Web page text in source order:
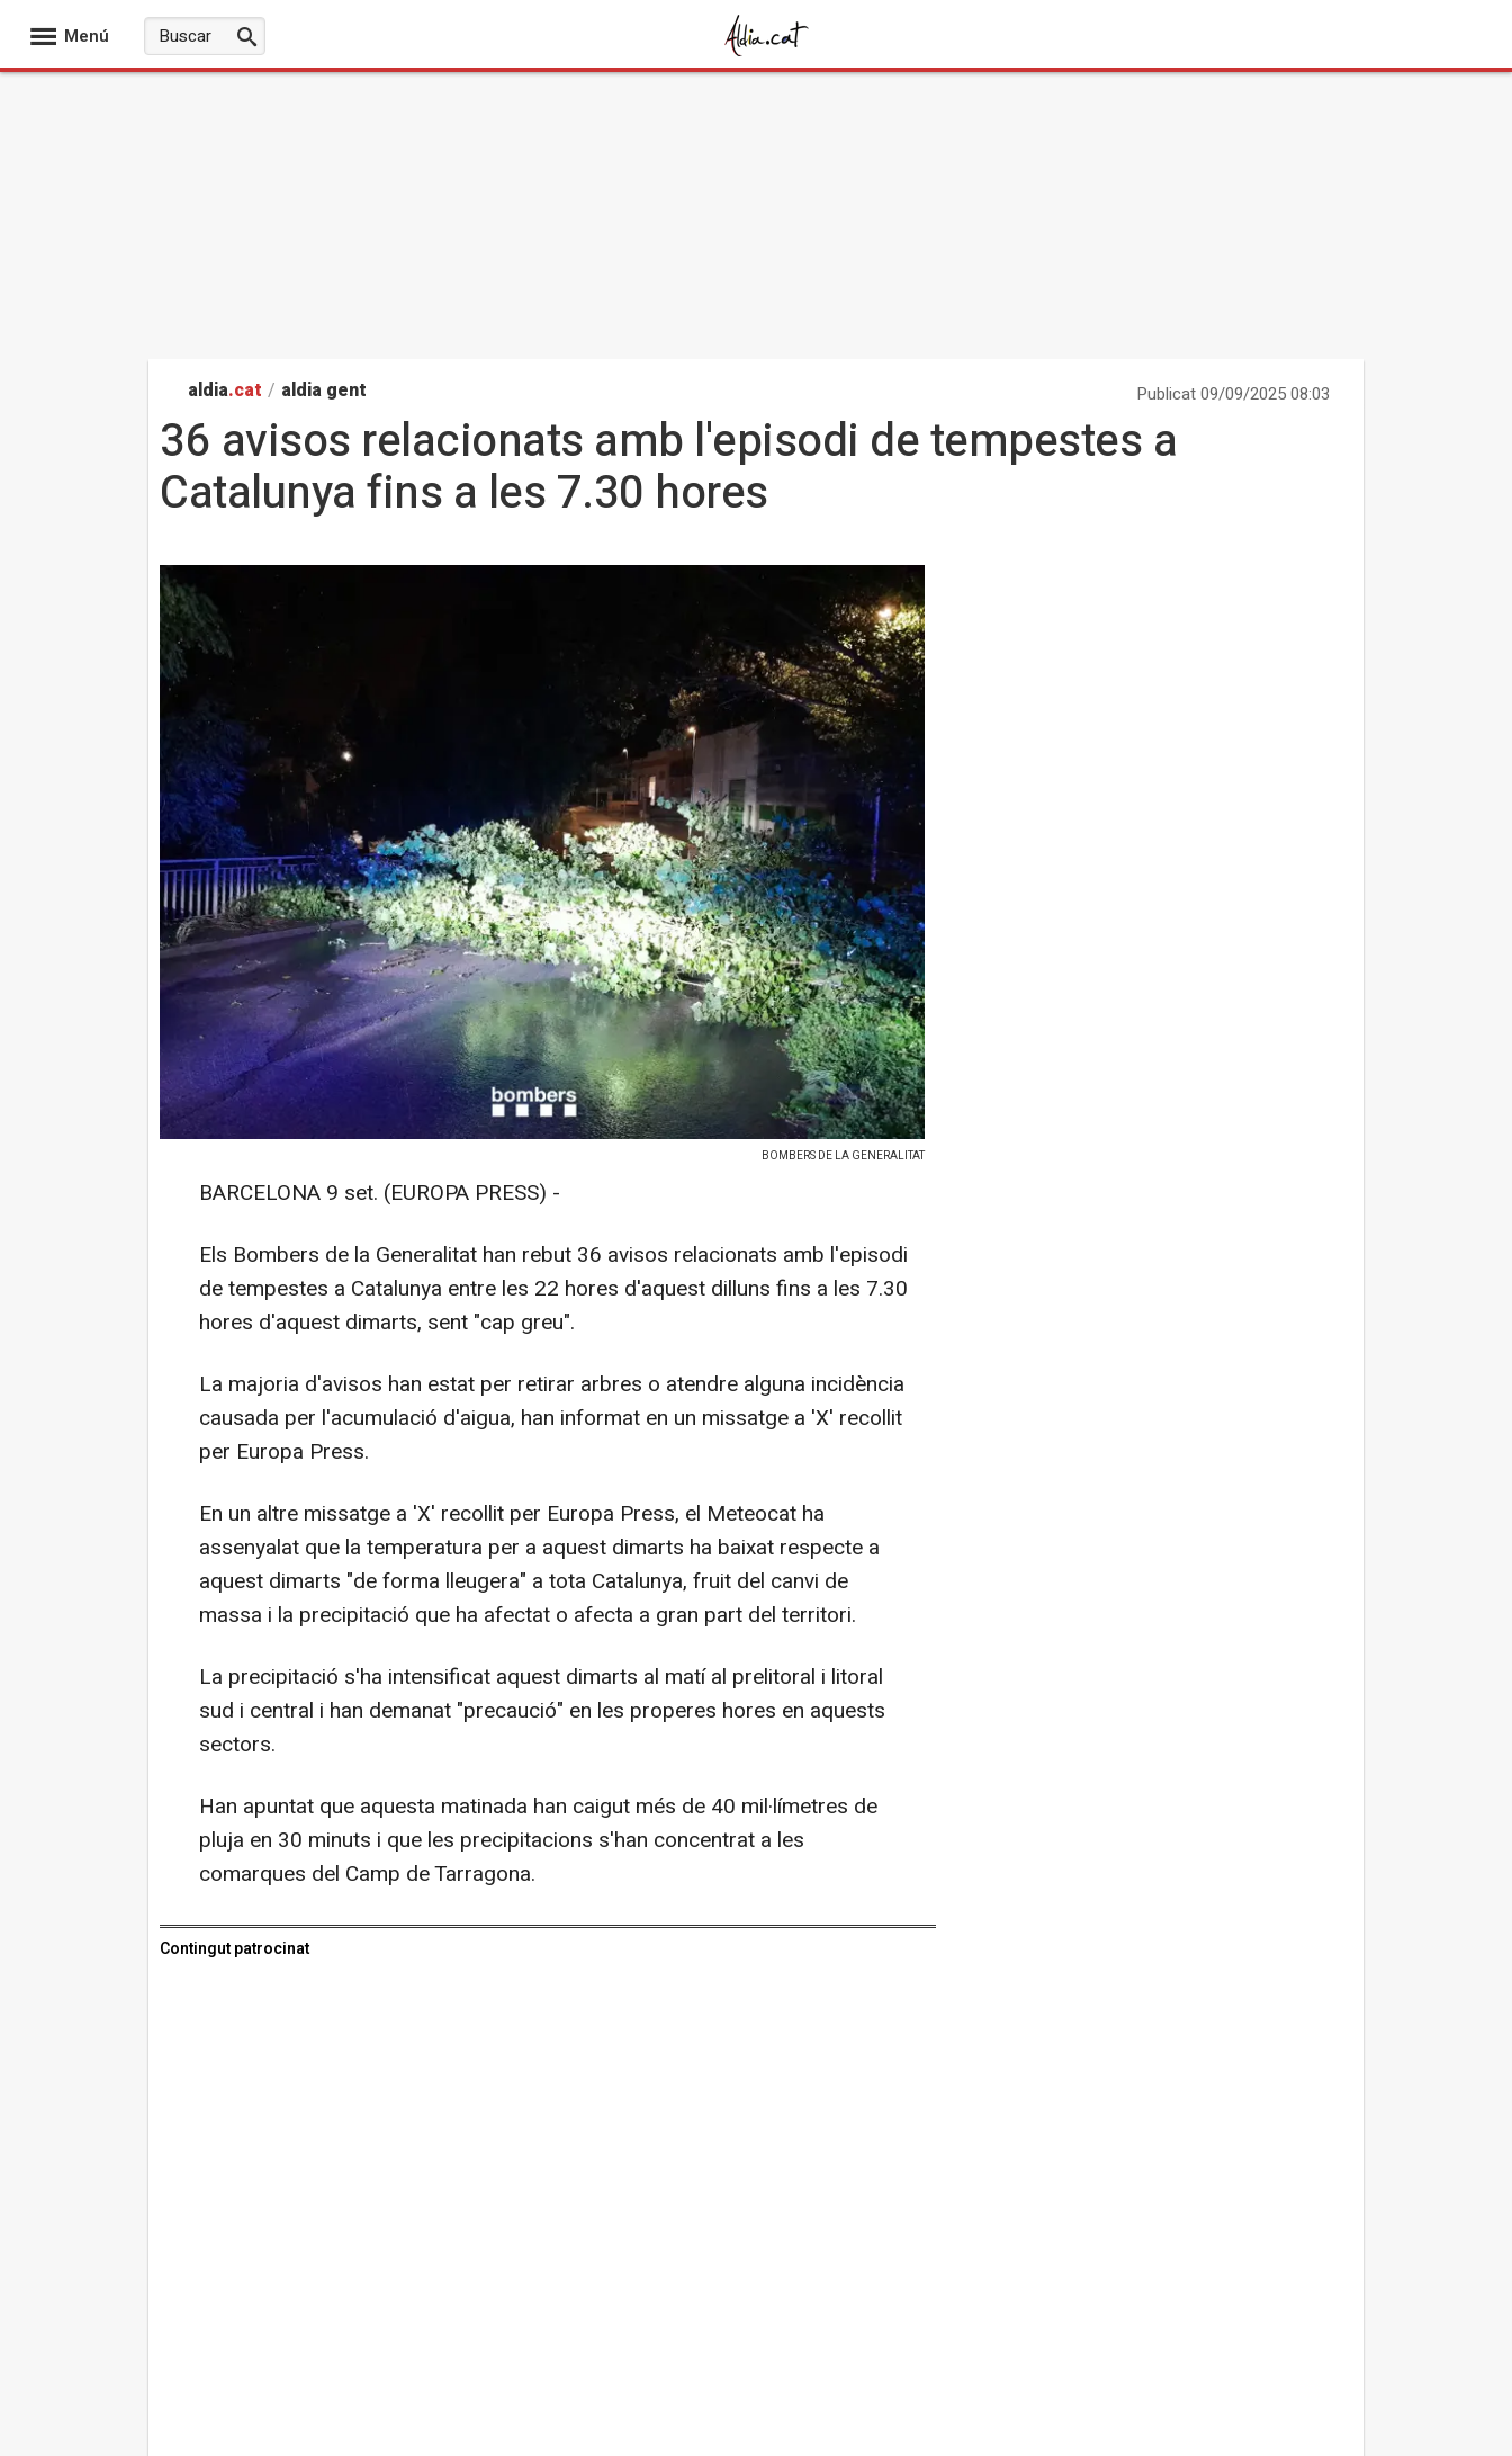
Menú
aldia.cat / aldia gent Publicat 09/09/2025 08:03
36 avisos relacionats amb l'episodi de tempestes a
Catalunya fins a les 7.30 hores
BOMBERS DE LA GENERALITAT
BARCELONA 9 set. (EUROPA PRESS) -
Els Bombers de la Generalitat han rebut 36 avisos relacionats amb l'episodi
de tempestes a Catalunya entre les 22 hores d'aquest dilluns fins a les 7.30
hores d'aquest dimarts, sent "cap greu".
La majoria d'avisos han estat per retirar arbres o atendre alguna incidència
causada per l'acumulació d'aigua, han informat en un missatge a 'X' recollit
per Europa Press.
En un altre missatge a 'X' recollit per Europa Press, el Meteocat ha
assenyalat que la temperatura per a aquest dimarts ha baixat respecte a
aquest dimarts "de forma lleugera" a tota Catalunya, fruit del canvi de
massa i la precipitació que ha afectat o afecta a gran part del territori.
La precipitació s'ha intensificat aquest dimarts al matí al prelitoral i litoral
sud i central i han demanat "precaució" en les properes hores en aquests
sectors.
Han apuntat que aquesta matinada han caigut més de 40 mil·límetres de
pluja en 30 minuts i que les precipitacions s'han concentrat a les
comarques del Camp de Tarragona.
Contingut patrocinat